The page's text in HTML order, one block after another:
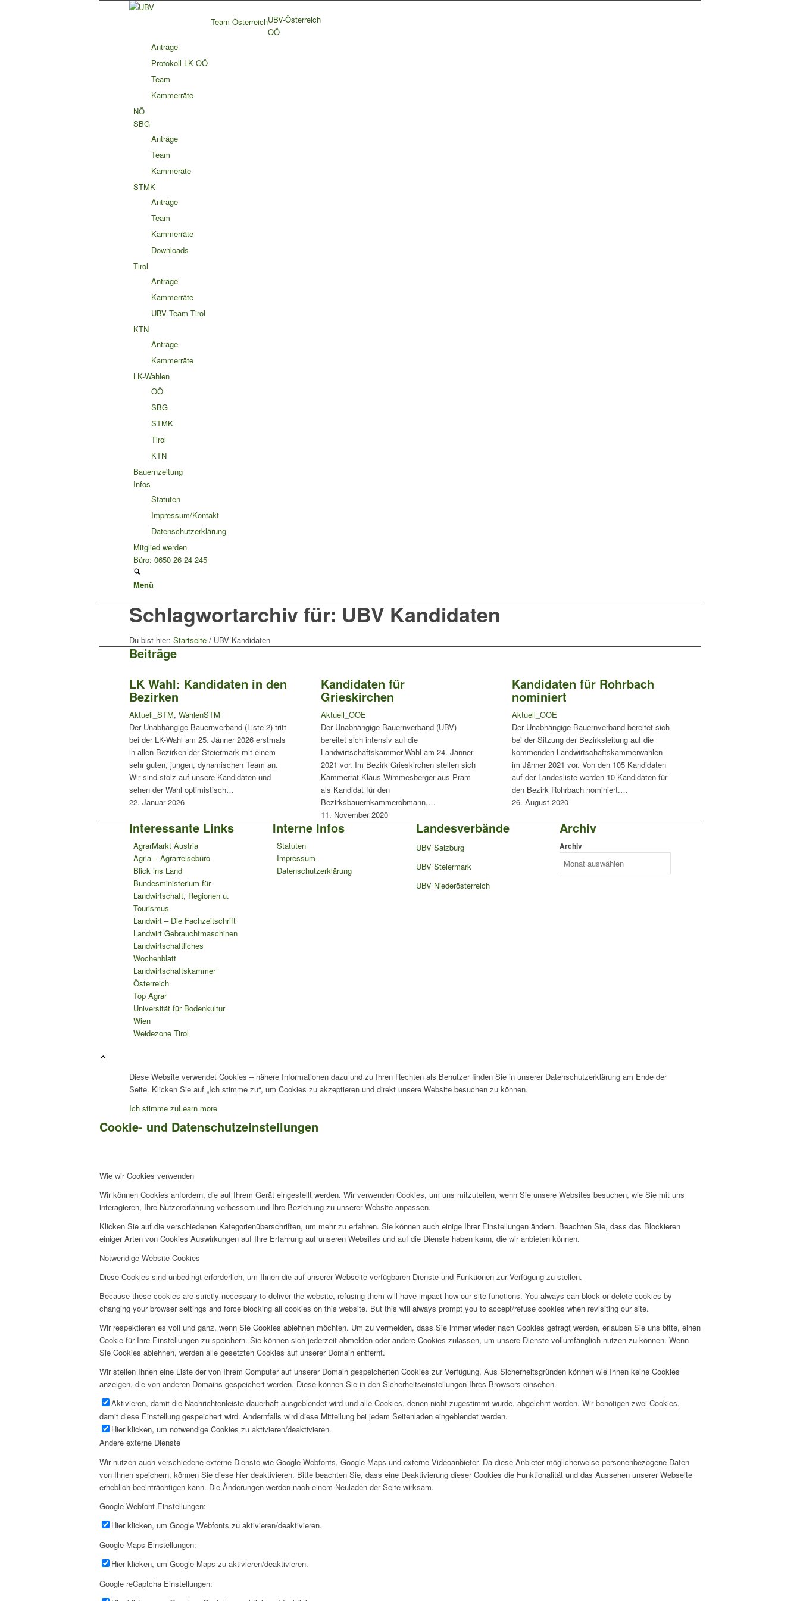
UBV-Österreich
Team Österreich
OÖ
Anträge
Protokoll LK OÖ
Team
Kammerräte
NÖ
SBG
Anträge
Team
Kammeräte
STMK
Anträge
Team
Kammerräte
Downloads
Tirol
Anträge
Kammerräte
UBV Team Tirol
KTN
Anträge
Kammerräte
LK-Wahlen
OÖ
SBG
STMK
Tirol
KTN
Bauernzeitung
Infos
Statuten
Impressum/Kontakt
Datenschutzerklärung
Mitglied werden
Büro: 0650 26 24 245
Menü
Schlagwortarchiv für: UBV Kandidaten
Du bist hier: Startseite / UBV Kandidaten
Beiträge
LK Wahl: Kandidaten in den
Bezirken
Aktuell_STM, WahlenSTM
Der Unabhängige Bauernverband (Liste 2) tritt
bei der LK-Wahl am 25. Jänner 2026 erstmals
in allen Bezirken der Steiermark mit einem
sehr guten, jungen, dynamischen Team an.
Wir sind stolz auf unsere Kandidaten und
sehen der Wahl optimistisch…
22. Januar 2026
Kandidaten für
Grieskirchen
Aktuell_OOE
Der Unabhängige Bauernverband (UBV)
bereitet sich intensiv auf die
Landwirtschaftskammer-Wahl am 24. Jänner
2021 vor. Im Bezirk Grieskirchen stellen sich
Kammerrat Klaus Wimmesberger aus Pram
als Kandidat für den
Bezirksbauernkammerobmann,…
11. November 2020
Kandidaten für Rohrbach
nominiert
Aktuell_OOE
Der Unabhängige Bauernverband bereitet sich
bei der Sitzung der Bezirksleitung auf die
kommenden Landwirtschaftskammerwahlen
im Jänner 2021 vor. Von den 105 Kandidaten
auf der Landesliste werden 10 Kandidaten für
den Bezirk Rohrbach nominiert.…
26. August 2020
Interessante Links
AgrarMarkt Austria
Agria – Agrarreisebüro
Blick ins Land
Bundesministerium für
Landwirtschaft, Regionen u.
Tourismus
Landwirt – Die Fachzeitschrift
Landwirt Gebrauchtmaschinen
Landwirtschaftliches
Wochenblatt
Landwirtschaftskammer
Österreich
Top Agrar
Universität für Bodenkultur
Wien
Weidezone Tirol
Interne Infos
Statuten
Impressum
Datenschutzerklärung
Landesverbände
UBV Salzburg
UBV Steiermark
UBV Niederösterreich
Archiv
Archiv
Diese Website verwendet Cookies – nähere Informationen dazu und zu Ihren Rechten als Benutzer finden Sie in unserer Datenschutzerklärung am Ende der
Seite. Klicken Sie auf „Ich stimme zu“, um Cookies zu akzeptieren und direkt unsere Website besuchen zu können.
Ich stimme zuLearn more
Cookie- und Datenschutzeinstellungen
Wie wir Cookies verwenden
Wir können Cookies anfordern, die auf Ihrem Gerät eingestellt werden. Wir verwenden Cookies, um uns mitzuteilen, wenn Sie unsere Websites besuchen, wie Sie mit uns
interagieren, Ihre Nutzererfahrung verbessern und Ihre Beziehung zu unserer Website anpassen.
Klicken Sie auf die verschiedenen Kategorienüberschriften, um mehr zu erfahren. Sie können auch einige Ihrer Einstellungen ändern. Beachten Sie, dass das Blockieren
einiger Arten von Cookies Auswirkungen auf Ihre Erfahrung auf unseren Websites und auf die Dienste haben kann, die wir anbieten können.
Notwendige Website Cookies
Diese Cookies sind unbedingt erforderlich, um Ihnen die auf unserer Webseite verfügbaren Dienste und Funktionen zur Verfügung zu stellen.
Because these cookies are strictly necessary to deliver the website, refusing them will have impact how our site functions. You always can block or delete cookies by
changing your browser settings and force blocking all cookies on this website. But this will always prompt you to accept/refuse cookies when revisiting our site.
Wir respektieren es voll und ganz, wenn Sie Cookies ablehnen möchten. Um zu vermeiden, dass Sie immer wieder nach Cookies gefragt werden, erlauben Sie uns bitte, einen
Cookie für Ihre Einstellungen zu speichern. Sie können sich jederzeit abmelden oder andere Cookies zulassen, um unsere Dienste vollumfänglich nutzen zu können. Wenn
Sie Cookies ablehnen, werden alle gesetzten Cookies auf unserer Domain entfernt.
Wir stellen Ihnen eine Liste der von Ihrem Computer auf unserer Domain gespeicherten Cookies zur Verfügung. Aus Sicherheitsgründen können wie Ihnen keine Cookies
anzeigen, die von anderen Domains gespeichert werden. Diese können Sie in den Sicherheitseinstellungen Ihres Browsers einsehen.
Aktivieren, damit die Nachrichtenleiste dauerhaft ausgeblendet wird und alle Cookies, denen nicht zugestimmt wurde, abgelehnt werden. Wir benötigen zwei Cookies,
damit diese Einstellung gespeichert wird. Andernfalls wird diese Mitteilung bei jedem Seitenladen eingeblendet werden.
Hier klicken, um notwendige Cookies zu aktivieren/deaktivieren.
Andere externe Dienste
Wir nutzen auch verschiedene externe Dienste wie Google Webfonts, Google Maps und externe Videoanbieter. Da diese Anbieter möglicherweise personenbezogene Daten
von Ihnen speichern, können Sie diese hier deaktivieren. Bitte beachten Sie, dass eine Deaktivierung dieser Cookies die Funktionalität und das Aussehen unserer Webseite
erheblich beeinträchtigen kann. Die Änderungen werden nach einem Neuladen der Seite wirksam.
Google Webfont Einstellungen:
Hier klicken, um Google Webfonts zu aktivieren/deaktivieren.
Google Maps Einstellungen:
Hier klicken, um Google Maps zu aktivieren/deaktivieren.
Google reCaptcha Einstellungen: